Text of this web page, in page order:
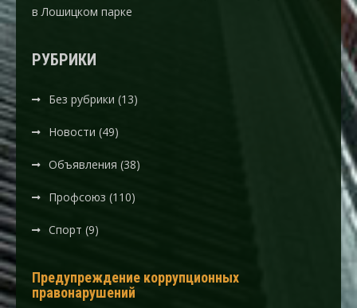
в Лошицком парке
РУБРИКИ
Без рубрики (13)
Новости (49)
Объявления (38)
Профсоюз (110)
Спорт (9)
Предупреждение коррупционных
правонарушений